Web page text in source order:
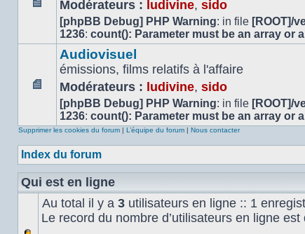
Aucun
message
non
lu
Modérateurs : ludivine, sido
[phpBB Debug] PHP Warning: in file [ROOT]/
1236: count(): Parameter must be an array or
Aucun
message
non
Audiovisuel
émissions, films relatifs à l'affaire
Modérateurs : ludivine, sido
[phpBB Debug] PHP Warning: in file [ROOT]/
1236: count(): Parameter must be an array or
Supprimer les cookies du forum | L’équipe du forum | Nous contacter
Index du forum
Qui est en ligne
Au total il y a 3 utilisateurs en ligne :: 1
Le record du nombre d’utilisateurs en ligne est